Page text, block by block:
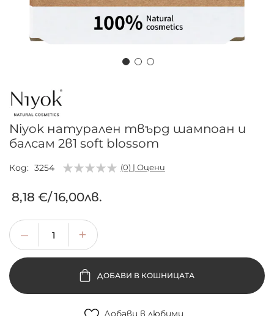
към
началото
на
галерия
със
снимки
Niyok натурален твърд шампоан и
балсам 2в1 soft blossom
Код 3254 (0) | Оцени
8,18 €/16,00лв.
ДОБАВИ В КОШНИЦАТА
Добави в любими